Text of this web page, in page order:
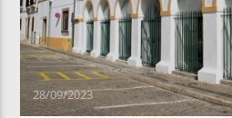
28/09/2023